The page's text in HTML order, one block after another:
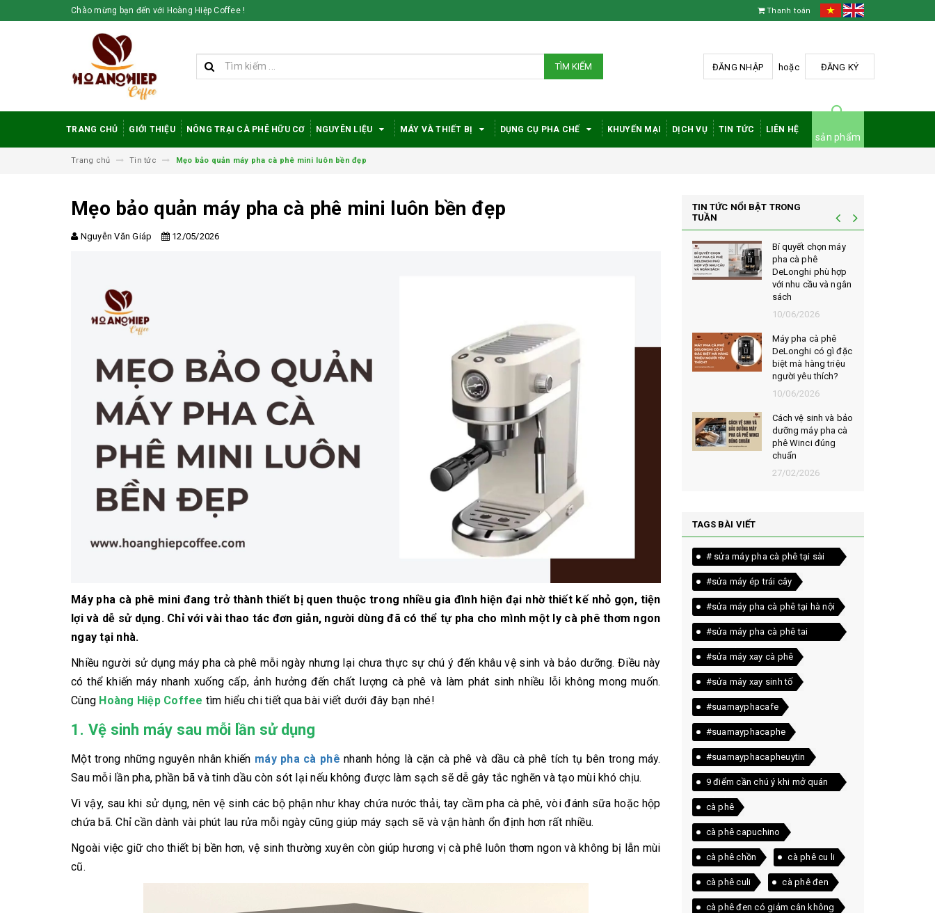
Chào mừng bạn đến với Hoàng Hiệp Coffee ! Thanh toán
TÌM KIẾM ĐĂNG NHẬP hoặc ĐĂNG KÝ
TRANG CHỦ GIỚI THIỆU NÔNG TRẠI CÀ PHÊ HỮU CƠ NGUYÊN LIỆU MÁY VÀ THIẾT BỊ DỤNG CỤ PHA CHẾ KHUYẾN MẠI DỊCH VỤ TIN TỨC LIÊN HỆ
sản phẩm
Trang chủ Tin tức Mẹo bảo quản máy pha cà phê mini luôn bền đẹp
Mẹo bảo quản máy pha cà phê mini luôn bền đẹp
Nguyễn Văn Giáp 12/05/2026
Máy pha cà phê mini đang trở thành thiết bị quen thuộc trong nhiều gia đình hiện đại nhờ thiết kế nhỏ gọn, tiện
lợi và dễ sử dụng. Chỉ với vài thao tác đơn giản, người dùng đã có thể tự pha cho mình một ly cà phê thơm ngon
ngay tại nhà.
Nhiều người sử dụng máy pha cà phê mỗi ngày nhưng lại chưa thực sự chú ý đến khâu vệ sinh và bảo dưỡng. Điều này
có thể khiến máy nhanh xuống cấp, ảnh hưởng đến chất lượng cà phê và làm phát sinh nhiều lỗi không mong muốn.
Cùng Hoàng Hiệp Coffee tìm hiểu chi tiết qua bài viết dưới đây bạn nhé!
1. Vệ sinh máy sau mỗi lần sử dụng
Một trong những nguyên nhân khiến máy pha cà phê nhanh hỏng là cặn cà phê và dầu cà phê tích tụ bên trong máy.
Sau mỗi lần pha, phần bã và tinh dầu còn sót lại nếu không được làm sạch sẽ dễ gây tắc nghẽn và tạo mùi khó chịu.
Vì vậy, sau khi sử dụng, nên vệ sinh các bộ phận như khay chứa nước thải, tay cầm pha cà phê, vòi đánh sữa hoặc hộp
chứa bã. Chỉ cần dành vài phút lau rửa mỗi ngày cũng giúp máy sạch sẽ và vận hành ổn định hơn rất nhiều.
Ngoài việc giữ cho thiết bị bền hơn, vệ sinh thường xuyên còn giúp hương vị cà phê luôn thơm ngon và không bị lẫn mùi
cũ.
TIN TỨC NỔI BẬT TRONG
TUẦN
cà phê hạt rang
mộc thơm ngon,
chuẩn vị
Những tiêu chí đánh
phê nguyên chất
ngon
DeLonghi có gì đặc
biệt mà hàng triệu
người yêu thích?
Cách vệ sinh và bảo
dưỡng máy pha cà
27/02/2026
Bí quyết chọn máy
pha cà phê
DeLonghi phù hợp
với nhu cầu và ngân
sách
10/06/2026
Máy pha cà phê
DeLonghi có gì đặc
biệt mà hàng triệu
người yêu thích?
10/06/2026
Cách vệ sinh và bảo
dưỡng máy pha cà
phê Winci đúng
chuẩn
27/02/2026
TAGS BÀI VIẾT
# sửa máy pha cà phê tại sài
gòn
#sửa máy ép trái cây
#sửa máy pha cà phê tại hà nội
#sửa máy pha cà phê tai
quảng trị
#sửa máy xay cà phê
#sửa máy xay sinh tố
#suamayphacafe
#suamayphacaphe
#suamayphacapheuytin
9 điểm cần chú ý khi mở quán
cà phê
cà phê
cà phê capuchino
cà phê chồn cà phê cu li
cà phê culi cà phê đen
cà phê đen có giảm cân không